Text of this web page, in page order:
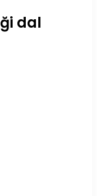
dal